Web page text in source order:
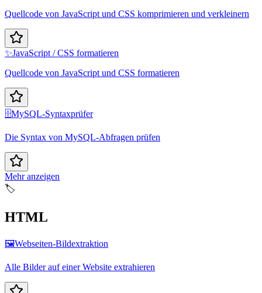
Quellcode von JavaScript und CSS komprimieren und verkleinern
✨JavaScript / CSS formatieren
Quellcode von JavaScript und CSS formatieren
🗄️MySQL-Syntaxprüfer
Die Syntax von MySQL-Abfragen prüfen
Mehr anzeigen
🏷️
HTML
🖼️Webseiten-Bildextraktion
Alle Bilder auf einer Website extrahieren